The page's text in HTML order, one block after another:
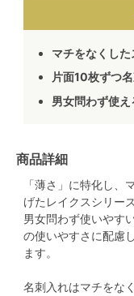
マチをなくし
片面10枚ずつ
男女問わず使
商品詳細
「薄さ」に特化し、
げたレイクスシリー
男女問わず使いやす
の使いやすさに配慮
ます。
名刺入れはマチをな